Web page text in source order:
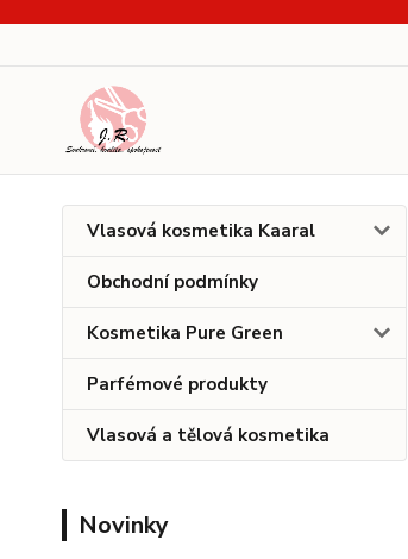
Vlasová kosmetika Kaaral
Obchodní podmínky
Kosmetika Pure Green
Parfémové produkty
Vlasová a tělová kosmetika
Novinky